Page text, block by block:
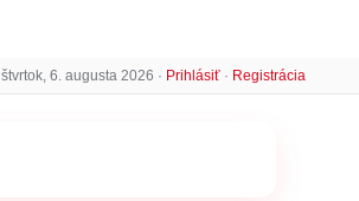
štvrtok, 6. augusta 2026 · Prihlásiť · Registrácia